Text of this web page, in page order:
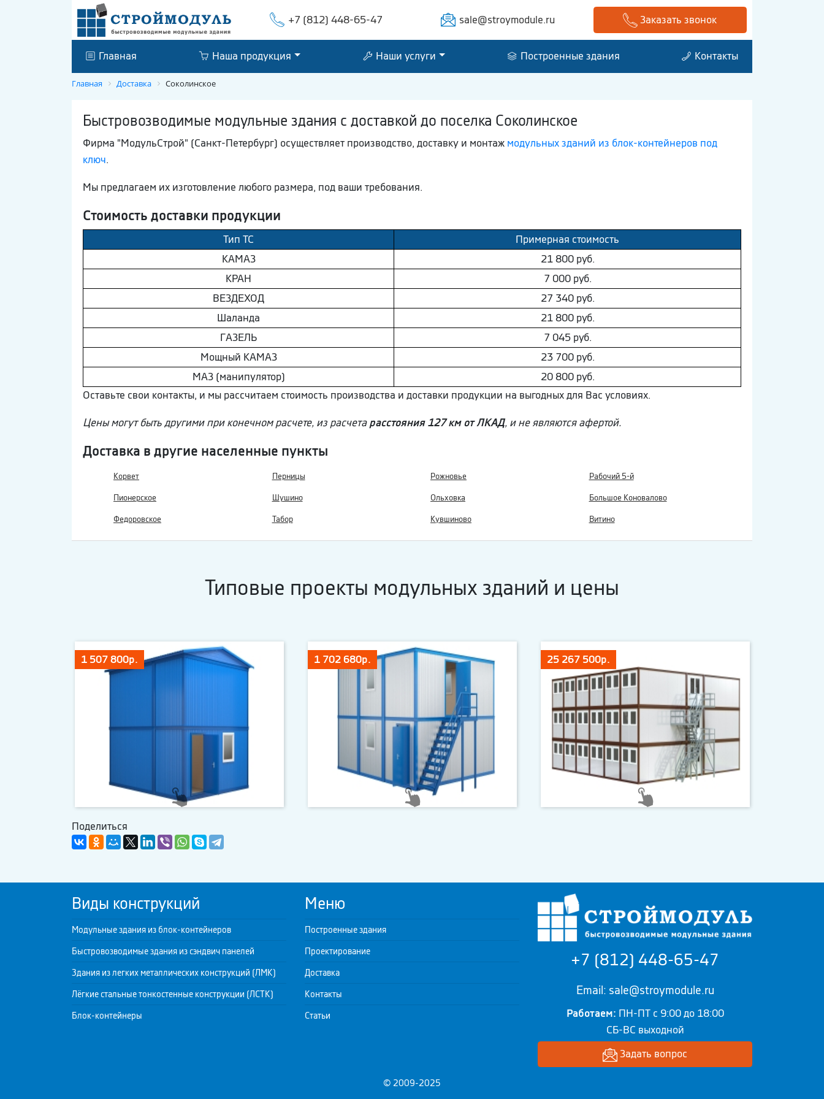
+7 (812) 448-65-47 sale@stroymodule.ru Заказать звонок
Главная Наша продукция Наши услуги Построенные здания Контакты
Главная Доставка Соколинское
Быстровозводимые модульные здания с доставкой до поселка Соколинское
Фирма "МодульСтрой" (Санкт-Петербург) осуществляет производство, доставку и монтаж модульных зданий из блок-контейнеров под
ключ.
Мы предлагаем их изготовление любого размера, под ваши требования.
Стоимость доставки продукции
Тип ТС
Примерная стоимость
КAМAЗ
21 800 руб.
КРАН
7 000 руб.
ВEЗДEХОД
27 340 руб.
Шaлaнда
21 800 руб.
ГAЗEЛЬ
7 045 руб.
Мощный КAМAЗ
23 700 руб.
МAЗ (манипулятор)
20 800 руб.
Оставьте свои контакты, и мы рассчитаем стоимость производства и доставки продукции на выгодных для Вас условиях.
Цены могут быть другими при конечном расчете, из расчетарасстояния 127 км от ЛКАД, и не являются афертой.
Доставка в другие населенные пункты
Корвет Перницы Рожновье Рабочий 5-й
Пионерское Шушино Ольховка Большое Коновалово
Федоровское Табор Кувшиново Витино
Типовые проекты модульных зданий и цены
1 507 800р. 1 702 680р. 25 267 500р.
Поделиться
Виды конструкций
Модульные здания из блок-контейнеров
Быстровозводимые здания из сэндвич панелей
Здания из легких металлических конструкций (ЛМК)
Лёгкие стальные тонкостенные конструкции (ЛСТК)
Блок-контейнеры
Меню
Построенные здания
Проектирование
Доставка
Контакты
Статьи
+7 (812) 448-65-47
Email: sale@stroymodule.ru
Работаем: ПН-ПТ с 9:00 до 18:00
СБ-ВС выходной
Задать вопрос
© 2009-2025